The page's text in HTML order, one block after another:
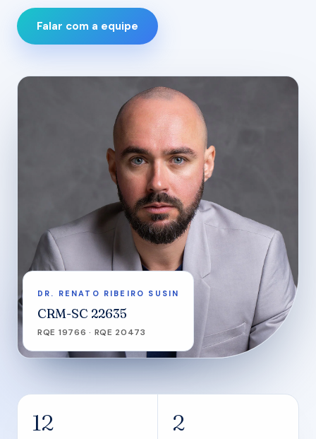
Falar com a equipe
DR. RENATO RIBEIRO SUSIN
CRM-SC 22635
RQE 19766 · RQE 20473
12 2